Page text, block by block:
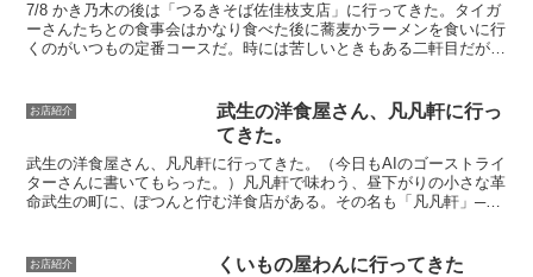
7/8 かき乃木の後は「つるきそば佐佳枝支店」に行ってきた。タイガ
ーさんたちとの食事会はかなり食べた後に蕎麦かラーメンを食いに行
くのがいつもの定番コースだ。時には苦しいときもある二軒目だが、
お店紹介
武生の洋食屋さん、凡凡軒に行っ
てきた。
武生の洋食屋さん、凡凡軒に行ってきた。（今日もAIのゴーストライ
ターさんに書いてもらった。）凡凡軒で味わう、昼下がりの小さな革
命武生の町に、ぽつんと佇む洋食店がある。その名も「凡凡軒」──
お店紹介 くいもの屋わんに行ってきた